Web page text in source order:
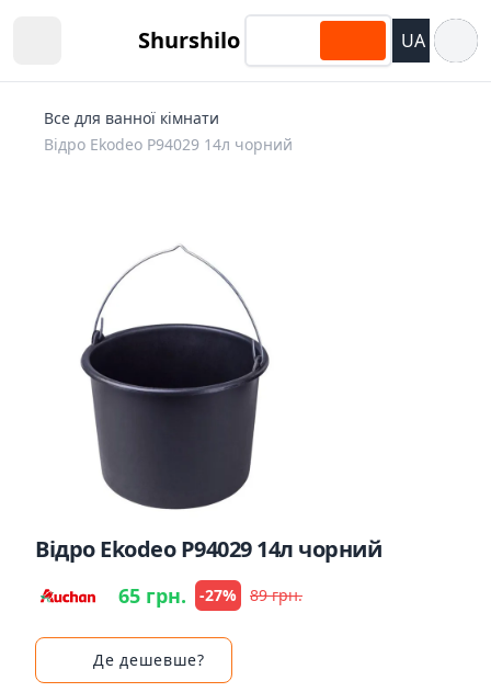
Shurshilo UA
Все для ванної кімнати
Відро Ekodeo P94029 14л чорний
Відро Ekodeo P94029 14л чорний
65 грн. -27% 89 грн.
Де дешевше?